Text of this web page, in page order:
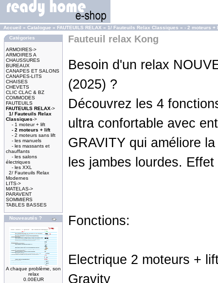
Accueil » Catalogue » FAUTEUILS RELAX » 1/ Fauteuils Relax Classiques » - 2 moteurs +
Catégories
ARMOIRES->
ARMOIRES A
CHAUSSURES
BUREAUX
CANAPES ET SALONS
CANAPES-LITS
CHAISES
CHEVETS
CLIC CLAC & BZ
COMMODES
FAUTEUILS
FAUTEUILS RELAX->
1/ Fauteuils Relax
Classiques->
- 1 moteur + lift
- 2 moteurs + lift
- 2 moteurs sans lift
- les manuels
- les massants et
chauffants
- les salons
électriques
- les XXL
2/ Fauteuils Relax
Modernes
LITS->
MATELAS->
PARAVENT
SOMMIERS
TABLES BASSES
Nouveautés ?
A chaque problème, son
relax
0.00EUR
Fauteuil relax Kong
Besoin d'un relax
(2025) ?
Découvrez les 4
ultra confortable avec
GRAVITY qui améliore
les jambes lourdes.
Fonctions:
Electrique 2 moteurs +
Gravity